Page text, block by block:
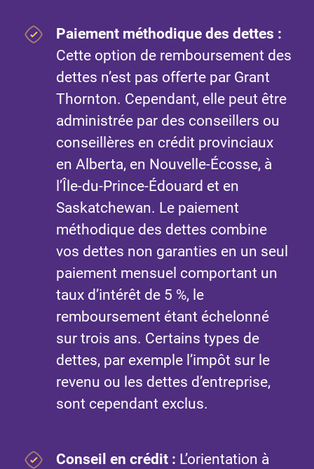
Paiement méthodique des dettes :
Cette option de remboursement des
dettes n’est pas offerte par Grant
Thornton. Cependant, elle peut être
administrée par des conseillers ou
conseillères en crédit provinciaux
en Alberta, en Nouvelle-Écosse, à
l’Île-du-Prince-Édouard et en
Saskatchewan. Le paiement
méthodique des dettes combine
vos dettes non garanties en un seul
paiement mensuel comportant un
taux d’intérêt de 5 %, le
remboursement étant échelonné
sur trois ans. Certains types de
dettes, par exemple l’impôt sur le
revenu ou les dettes d’entreprise,
sont cependant exclus.
Conseil en crédit : L’orientation à